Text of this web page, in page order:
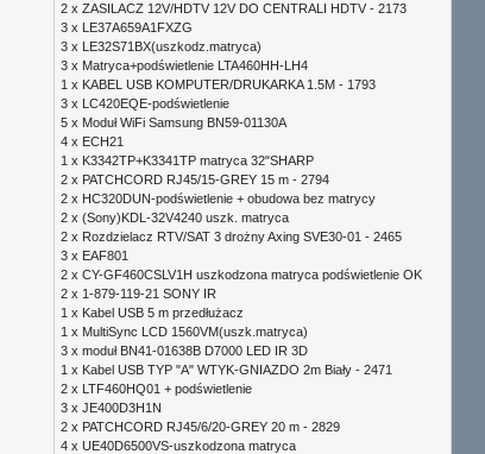
2 x ZASILACZ 12V/HDTV 12V DO CENTRALI HDTV - 2173
3 x
LE37A659A1FXZG
3 x
LE32S71BX(uszkodz.matryca)
3 x Matryca+podświetlenie LTA460HH-LH4
1 x KABEL USB KOMPUTER/DRUKARKA 1.5M - 1793
3 x
LC420EQE-podświetlenie
5 x Moduł WiFi Samsung BN59-01130A
4 x ECH21
1 x K3342TP+K3341TP matryca 32"SHARP
2 x PATCHCORD RJ45/15-GREY 15 m - 2794
2 x HC320DUN-podświetlenie + obudowa bez matrycy
2 x (Sony)KDL-32V4240 uszk. matryca
2 x Rozdzielacz RTV/SAT 3 drożny Axing SVE30-01 - 2465
3 x EAF801
2 x CY-GF460CSLV1H uszkodzona matryca podświetlenie OK
2 x 1-879-119-21 SONY IR
1 x Kabel USB 5 m przedłużacz
1 x MultiSync LCD 1560VM(uszk.matryca)
3 x moduł BN41-01638B D7000 LED IR 3D
1 x Kabel USB TYP "A" WTYK-GNIAZDO 2m Biały - 2471
2 x
LTF460HQ01 + podświetlenie
3 x JE400D3H1N
2 x PATCHCORD RJ45/6/20-GREY 20 m - 2829
4 x UE40D6500VS-uszkodzona matryca